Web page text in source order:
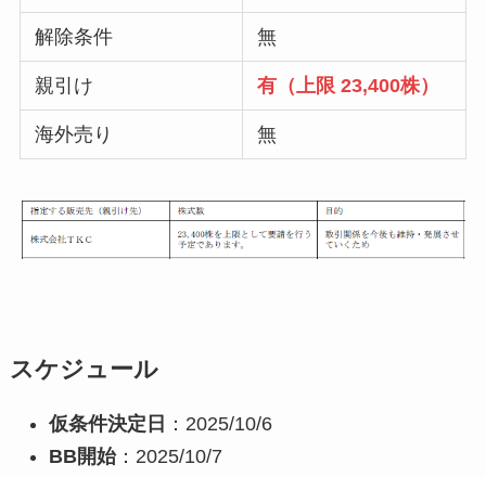
解除条件 無
親引け 有（上限 23,400株）
海外売り 無
スケジュール
仮条件決定日 ：2025/10/6
BB開始：2025/10/7